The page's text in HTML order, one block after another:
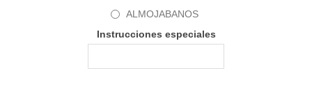
ALMOJABANOS
Instrucciones especiales